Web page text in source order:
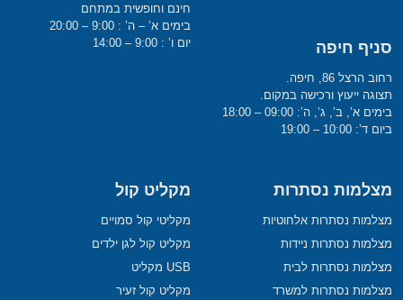
סניף חיפה
רחוב הרצל 86, חיפה.
תצוגה ייעוץ ורכישה במקום.
בימים א’, ב’, ג’, ה’: 09:00 – 18:00
ביום ד’: 10:00 – 19:00
חינם וחופשית במתחם
בימים א’ – ה’ : 9:00 – 20:00
יום ו’ : 9:00 – 14:00
מצלמות נסתרות
מצלמות נסתרות אלחוטיות
מצלמות נסתרות ניידות
מצלמות נסתרות לבית
מצלמות נסתרות למשרד
מקליט קול
מקליטי קול סמויים
מקליט קול לגן ילדים
USB מקליט
מקליט קול זעיר